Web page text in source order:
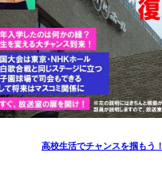
高校生活でチャンスを掴もう！